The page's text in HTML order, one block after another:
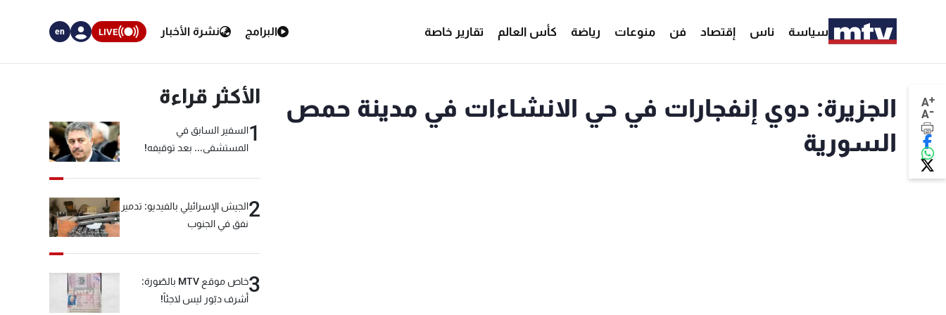
سياسة ناس إقتصاد فن منوعات رياضة كأس العالم تقارير خاصة البرامج نشرة الأخبار LIVE
en
A+
A-
الجزيرة: دوي إنفجارات في حي الانشاءات في مدينة حمص
السورية
الأكثر قراءة
1السفير السابق في
المستشفى... بعد توقيفه!
2الجيش الإسرائيلي بالفيديو: تدمير
نفق في الجنوب
3
خاص موقع MTV بالصّورة:
أشرف دبّور ليس لاجئاً!